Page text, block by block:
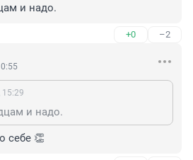
и надо.
+0 –2
15:29
и надо.
себе 👏